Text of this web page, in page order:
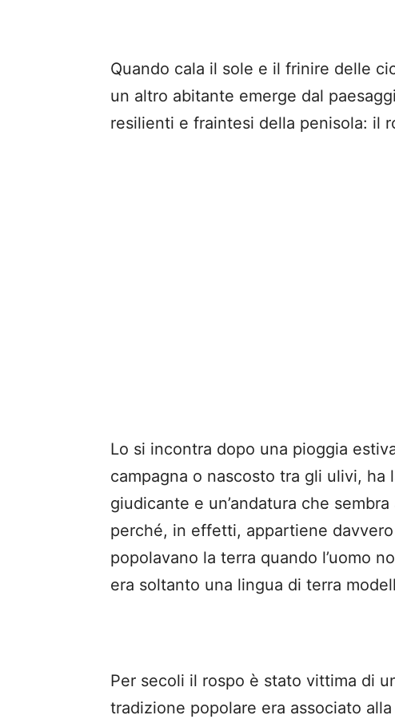
Quando cala il sole e il frinire delle
un altro abitante emerge dal
resilienti e fraintesi della penisola: il
Lo si incontra dopo una pioggia
campagna o nascosto tra gli ulivi,
giudicante e un’andatura che
perché, in effetti, appartiene
popolavano la terra quando l’uomo
era soltanto una lingua di terra
Per secoli il rospo è stato vittima di
tradizione popolare era associato